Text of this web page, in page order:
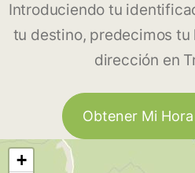
Introduciendo tu
tu destino, predecimos tu
dirección en
Obtener Mi
+